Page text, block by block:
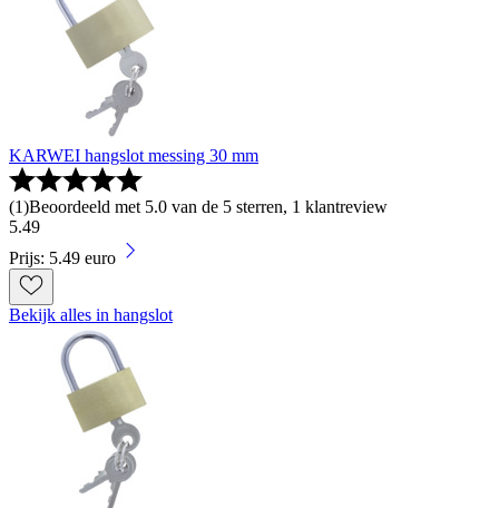
KARWEI hangslot messing 30 mm
(1)Beoordeeld met 5.0 van de 5 sterren, 1 klantreview
5.49
Prijs: 5.49 euro
Bekijk alles in hangslot